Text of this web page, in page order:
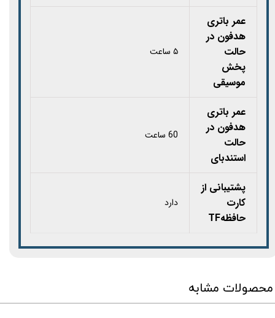
عمر باتری
هدفون در
حالت
پخش
موسیقی
۵ ساعت
عمر باتری
هدفون در
حالت
استندبای
60 ساعت
پشتیبانی از
کارت
حافظهTF
دارد
محصولات مشابه